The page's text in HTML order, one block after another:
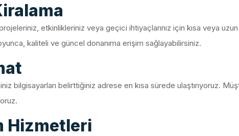
etkinlikleriniz veya geçici ihtiyaçlarınız için kısa veya
kaliteli ve güncel donanıma erişim sağlayabilirsiniz.
bilgisayarları belirttiğiniz adrese en kısa sürede ulaştırıyoruz.
Hizmetleri